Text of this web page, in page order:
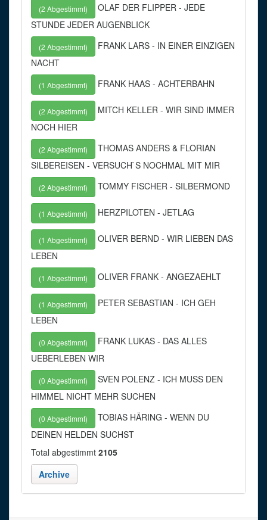
(2 Abgestimmt)
OLAF DER FLIPPER - JEDE
STUNDE JEDER AUGENBLICK
(2 Abgestimmt)
FRANK LARS - IN EINER EINZIGEN
NACHT
(1 Abgestimmt) FRANK HAAS - ACHTERBAHN
(2 Abgestimmt)
MITCH KELLER - WIR SIND IMMER
NOCH HIER
(2 Abgestimmt)
THOMAS ANDERS & FLORIAN
SILBEREISEN - VERSUCH`S NOCHMAL MIT MIR
(2 Abgestimmt) TOMMY FISCHER - SILBERMOND
(1 Abgestimmt) HERZPILOTEN - JETLAG
(1 Abgestimmt)
OLIVER BERND - WIR LIEBEN DAS
LEBEN
(1 Abgestimmt) OLIVER FRANK - ANGEZAEHLT
(1 Abgestimmt)
PETER SEBASTIAN - ICH GEH
LEBEN
(0 Abgestimmt)
FRANK LUKAS - DAS ALLES
UEBERLEBEN WIR
(0 Abgestimmt)
SVEN POLENZ - ICH MUSS DEN
HIMMEL NICHT MEHR SUCHEN
(0 Abgestimmt)
TOBIAS HÄRING - WENN DU
DEINEN HELDEN SUCHST
Total abgestimmt 2105
Archive